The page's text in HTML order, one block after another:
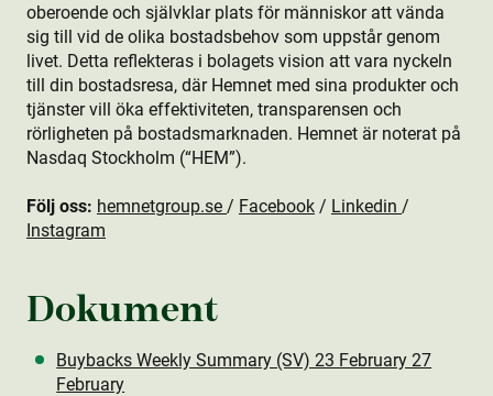
oberoende och självklar plats för människor att vända
sig till vid de olika bostads­behov som uppstår genom
livet. Detta reflekteras i bolagets vision att vara nyckeln
till din bostads­resa, där Hemnet med sina produkt­er och
tjänster vill öka effektiviteten, transparensen och
rörligheten på bostads­marknaden. Hemnet är noterat på
Nasdaq Stockholm (“HEM”).
Följ oss: hemnetgroup.se / Facebook / Linkedin /
Instagram
Dokument
Buybacks Weekly Summary (SV) 23 February 27
February